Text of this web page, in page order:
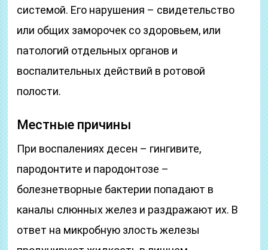
системой. Его нарушения – свидетельство
или общих заморочек со здоровьем, или
патологий отдельных органов и
воспалительных действий в ротовой
полости.
Местные причины
При воспалениях десен – гингивите,
пародонтите и пародонтозе –
болезнетворные бактерии попадают в
каналы слюнных желез и раздражают их. В
ответ на микробную злость железы